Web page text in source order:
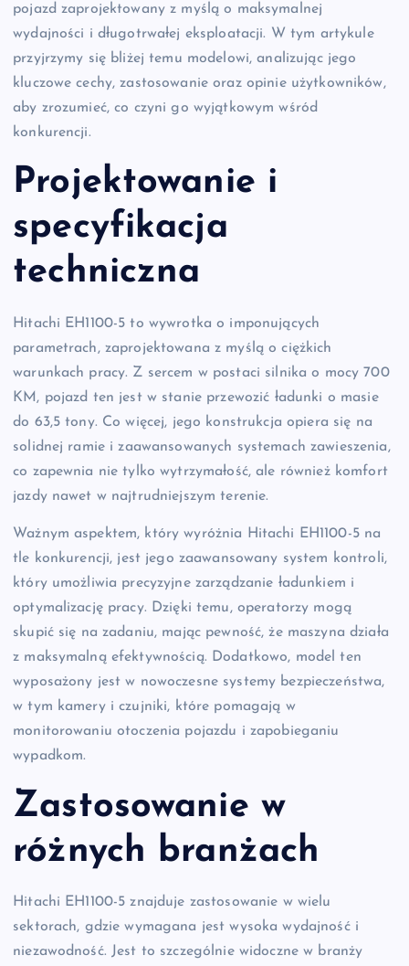
pojazd zaprojektowany z myślą o maksymalnej
wydajności i długotrwałej eksploatacji. W tym artykule
przyjrzymy się bliżej temu modelowi, analizując jego
kluczowe cechy, zastosowanie oraz opinie użytkowników,
aby zrozumieć, co czyni go wyjątkowym wśród
konkurencji.
Projektowanie i
specyfikacja
techniczna
Hitachi EH1100-5 to wywrotka o imponujących
parametrach, zaprojektowana z myślą o ciężkich
warunkach pracy. Z sercem w postaci silnika o mocy 700
KM, pojazd ten jest w stanie przewozić ładunki o masie
do 63,5 tony. Co więcej, jego konstrukcja opiera się na
solidnej ramie i zaawansowanych systemach zawieszenia,
co zapewnia nie tylko wytrzymałość, ale również komfort
jazdy nawet w najtrudniejszym terenie.
Ważnym aspektem, który wyróżnia Hitachi EH1100-5 na
tle konkurencji, jest jego zaawansowany system kontroli,
który umożliwia precyzyjne zarządzanie ładunkiem i
optymalizację pracy. Dzięki temu, operatorzy mogą
skupić się na zadaniu, mając pewność, że maszyna działa
z maksymalną efektywnością. Dodatkowo, model ten
wyposażony jest w nowoczesne systemy bezpieczeństwa,
w tym kamery i czujniki, które pomagają w
monitorowaniu otoczenia pojazdu i zapobieganiu
wypadkom.
Zastosowanie w
różnych branżach
Hitachi EH1100-5 znajduje zastosowanie w wielu
sektorach, gdzie wymagana jest wysoka wydajność i
niezawodność. Jest to szczególnie widoczne w branży